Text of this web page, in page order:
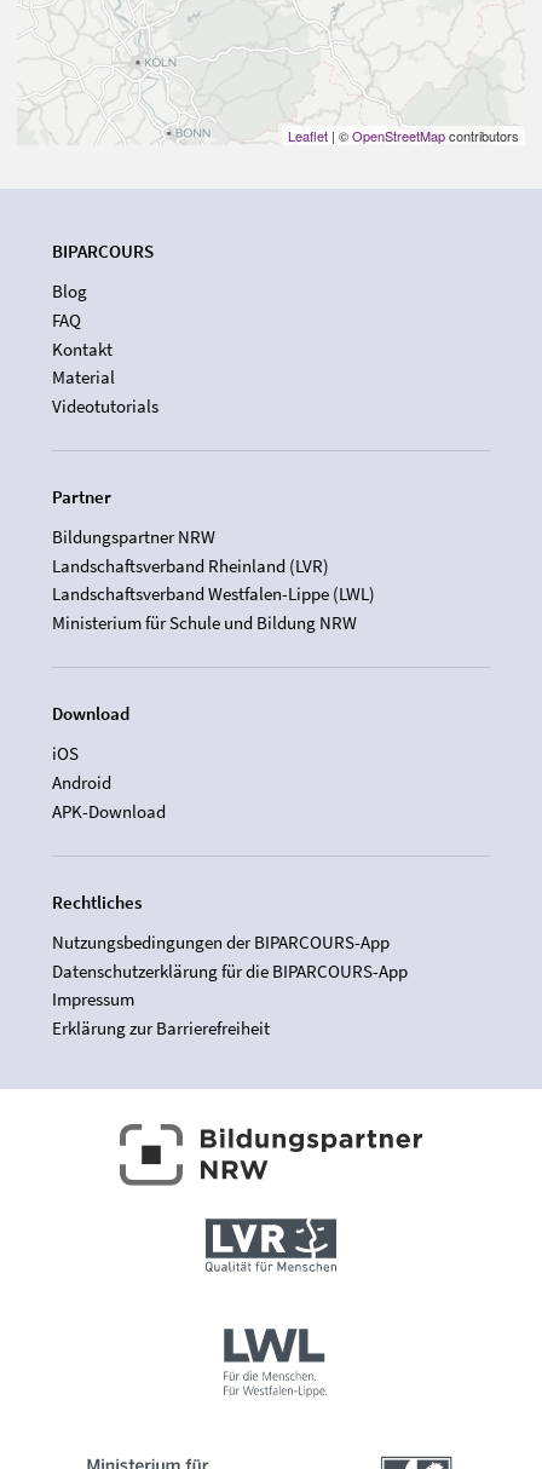
Leaflet | ©OpenStreetMapcontributors
BIPARCOURS
Blog
FAQ
Kontakt
Material
Videotutorials
Partner
Bildungspartner NRW
Landschaftsverband Rheinland (LVR)
Landschaftsverband Westfalen-Lippe (LWL)
Ministerium für Schule und Bildung NRW
Download
iOS
Android
APK-Download
Rechtliches
Nutzungsbedingungen der BIPARCOURS-App
Datenschutzerklärung für die BIPARCOURS-App
Impressum
Erklärung zur Barrierefreiheit